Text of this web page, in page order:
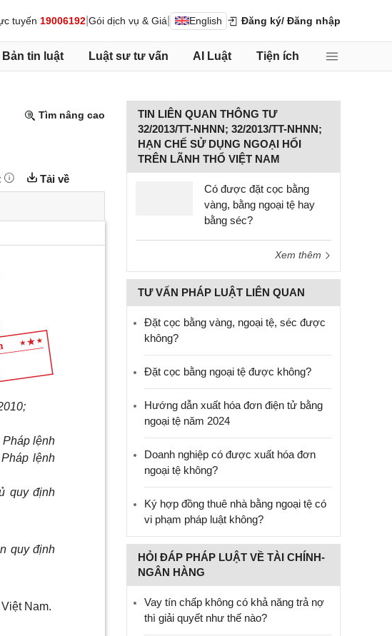
tuyến 19006192 Gói dịch vụ & Giá English Đăng ký/ Đăng nhập
Bản tin luật Luật sư tư vấn AI Luật Tiện ích
Tìm nâng cao
Tải về
Pháp lệnh
lệnh
quy định
quy định
Nam.
TIN LIÊN QUAN THÔNG TƯ
32/2013/TT-NHNN; 32/2013/TT-NHNN;
HẠN CHẾ SỬ DỤNG NGOẠI HỐI
TRÊN LÃNH THỔ VIỆT NAM
Có được đặt cọc bằng
vàng, bằng ngoại tệ hay
bằng séc?
Xem thêm
TƯ VẤN PHÁP LUẬT LIÊN QUAN
Đặt cọc bằng vàng, ngoại tệ, séc được
không?
Đặt cọc bằng ngoại tệ được không?
Hướng dẫn xuất hóa đơn điện tử bằng
ngoại tệ năm 2024
Doanh nghiệp có được xuất hóa đơn
ngoại tệ không?
Ký hợp đồng thuê nhà bằng ngoại tệ có
vi phạm pháp luật không?
HỎI ĐÁP PHÁP LUẬT VỀ TÀI CHÍNH-
NGÂN HÀNG
Vay tín chấp không có khả năng trả nợ
thì giải quyết như thế nào?